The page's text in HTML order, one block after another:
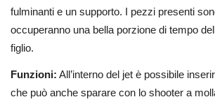
fulminanti e un supporto. I pezzi presenti
occuperanno una bella porzione di tempo
figlio.
Funzioni: All’interno del jet è possibile
che può anche sparare con lo shooter a